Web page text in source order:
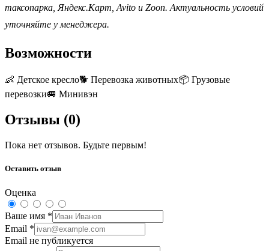
таксопарка, Яндекс.Карт, Avito и Zoon. Актуальность условий
уточняйте у менеджера.
Возможности
👶 Детское кресло🐕 Перевозка животных📦 Грузовые
перевозки🚐 Минивэн
Отзывы (0)
Пока нет отзывов. Будьте первым!
Оставить отзыв
Оценка
Ваше имя *
Email *
Email не публикуется